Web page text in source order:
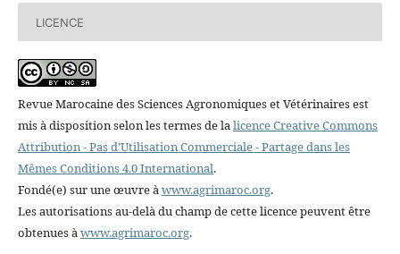
LICENCE
Revue Marocaine des Sciences Agronomiques et Vétérinaires est
mis à disposition selon les termes de lalicence Creative Commons
Attribution - Pas d’Utilisation Commerciale - Partage dans les
Mêmes Conditions 4.0 International.
Fondé(e) sur une œuvre àwww.agrimaroc.org.
Les autorisations au-delà du champ de cette licence peuvent être
obtenues àwww.agrimaroc.org.